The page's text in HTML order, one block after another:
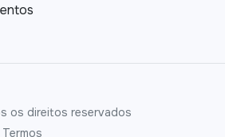
os direitos reservados
Termos